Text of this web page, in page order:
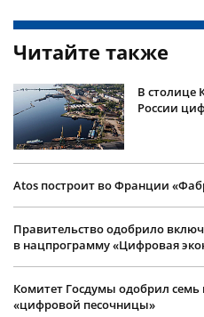
Читайте также
В столице
России
Atos построит во Франции
Правительство одобрило
в нацпрограмму «Цифровая
Комитет Госдумы одобрил
«цифровой песочницы»